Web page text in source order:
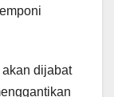
dijabat